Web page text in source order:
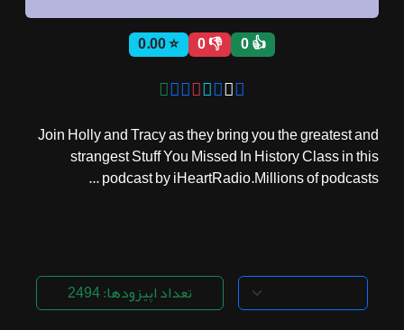
اشتراک‌ها
👍 0
👎 0
⭐ 0.00
Join Holly and Tracy as they bring you the greatest and
strangest Stuff You Missed In History Class in this
podcast by iHeartRadio.Millions of podcasts ...
تعداد اپیزودها: 2494